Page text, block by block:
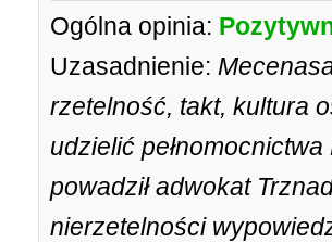
Ogólna opinia:
Uzasadnienie:
rzetelność, takt, kultura
udzielić
powadził adwokat
nierzetelności